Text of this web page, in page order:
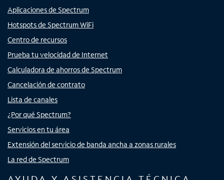
Aplicaciones de Spectrum
Hotspots de Spectrum WiFi
Centro de recursos
Prueba tu velocidad de Internet
Calculadora de ahorros de Spectrum
Cancelación de contrato
Lista de canales
¿Por qué Spectrum?
Servicios en tu área
Extensión del servicio de banda ancha a zonas rurales
La red de Spectrum